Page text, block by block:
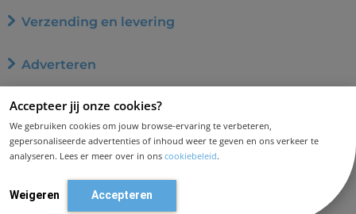
Accepteer jij onze cookies?
We gebruiken cookies om jouw browse-ervaring te verbeteren,
gepersonaliseerde advertenties of inhoud weer te geven en ons verkeer te
analyseren. Lees er meer over in ons cookiebeleid.
Weigeren Accepteren
Verzending en levering
Adverteren
Privacybeleid
Cookiebeleid
Disclaimer en aansprakelijkheid